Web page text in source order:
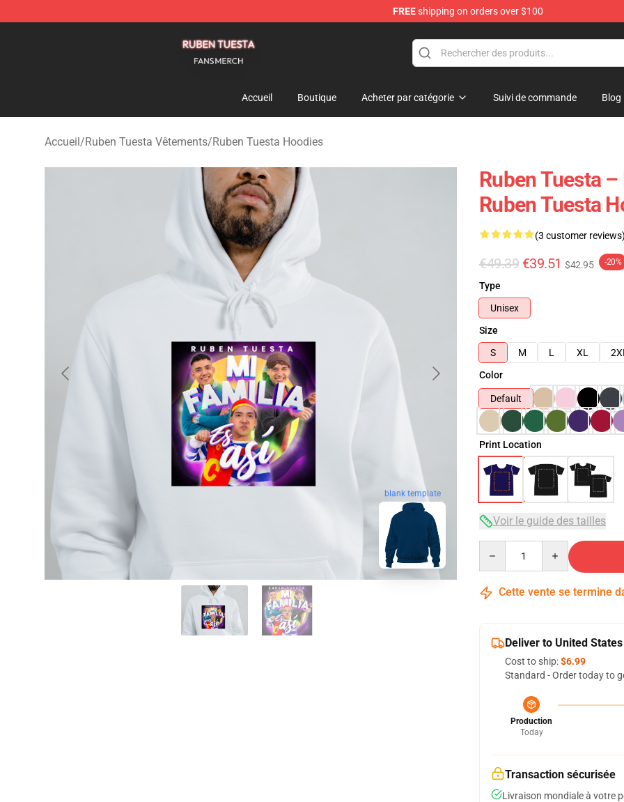
FREEshipping on orders over $100
Accueil Boutique Acheter par catégorie Suivi de commande Blog
Accueil/Ruben Tuesta Vêtements/Ruben Tuesta Hoodies
blank template
Ruben Tuesta
Ruben Tuesta
(3 customer
€49.39 €39.51 $42.95 -20%
Type
Unisex
Size
S
M L XL
Color
Default
Print Location
Voir le guide des tailles
Cette vente se termine
Deliver to United States
Cost to ship:$6.99
Standard - Order today to
Production
Today
Transaction sécurisée
Livraison mondiale à votre